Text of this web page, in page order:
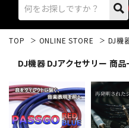
エレキギター
TOP ONLINE STORE DJ機
DJ機器 DJアクセサリー 商品